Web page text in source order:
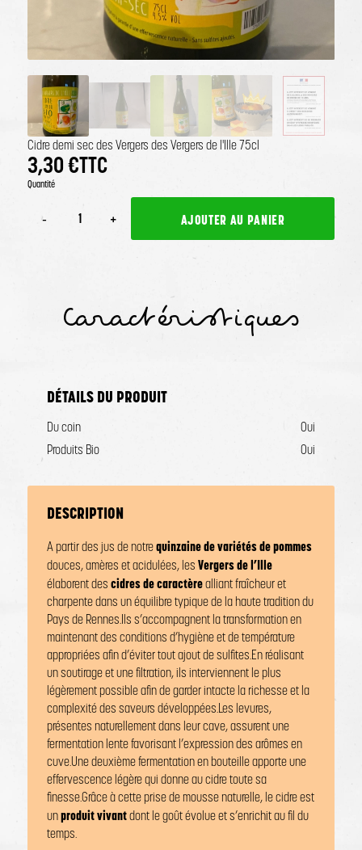
Sélectionner une image
Cidre demi sec des Vergers des Vergers de l'Ille 75cl
3,30 €TTC
Quantité
-1 +1 AJOUTER AU PANIER
Caractéristiques
DÉTAILS DU PRODUIT
Du coin
Oui
Produits Bio
Oui
DESCRIPTION
A partir des jus de notrequinzaine de variétés de pommes
douces, amères et acidulées, les Vergers de l’Ille
élaborent des cidres de caractèrealliant fraîcheur et
charpente dans un équilibre typique de la haute tradition du
Pays de Rennes.Ils s’accompagnent la transformation en
maintenant des conditions d’hygiène et de température
appropriées afin d’éviter tout ajout de sulfites.En réalisant
un soutirage et une filtration, ils interviennent le plus
légèrement possible afin de garder intacte la richesse et la
complexité des saveurs développées.Les levures,
présentes naturellement dans leur cave, assurent une
fermentation lente favorisant l’expression des arômes en
cuve.Une deuxième fermentation en bouteille apporte une
effervescence légère qui donne au cidre toute sa
finesse.Grâce à cette prise de mousse naturelle, le cidre est
unproduit vivantdont le goût évolue et s’enrichit au fil du
temps.